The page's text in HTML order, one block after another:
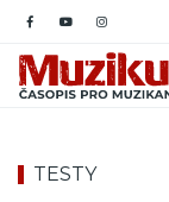
TESTY